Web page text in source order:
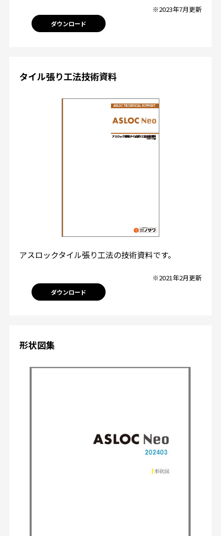
※2023年7月更新
ダウンロード
タイル張り工法技術資料
アスロックタイル張り工法の技術資料です。
※2021年2月更新
ダウンロード
形状図集